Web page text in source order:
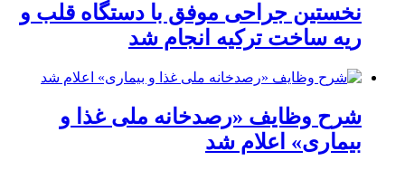
نخستین جراحی موفق با دستگاه قلب و
ریه ساخت ترکیه انجام شد
شرح وظایف «رصدخانه ملی غذا و
بیماری» اعلام شد